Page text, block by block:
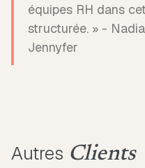
équipes RH dans
structurée. » -
Jennyfer
Autres Clients